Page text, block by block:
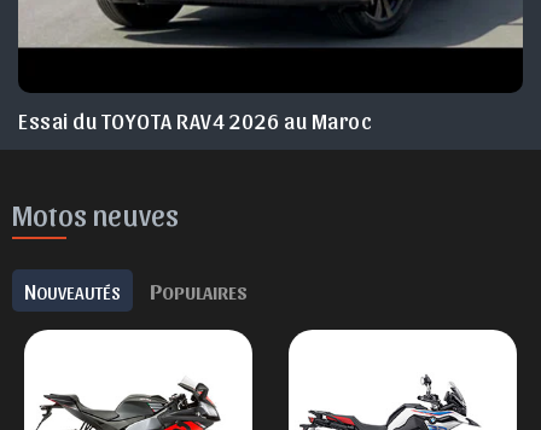
Essai du TOYOTA RAV4 2026 au Maroc
Motos neuves
NOUVEAUTÉS POPULAIRES